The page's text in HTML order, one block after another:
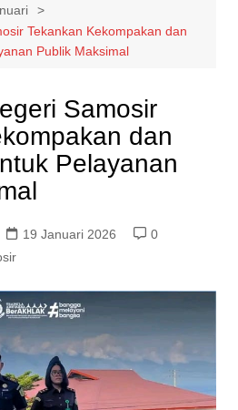
Tekankan Kekompakan dan
Publik Maksimal
Samosir
dan
Pelayanan
19 Januari 2026
0